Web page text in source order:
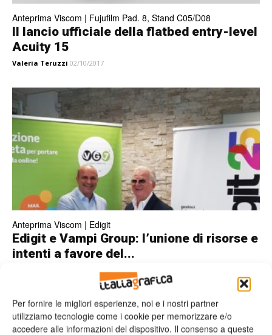
Per fornire le migliori esperienze, noi e i nostri partner
utilizziamo tecnologie come i cookie per memorizzare e/o
accedere alle informazioni del dispositivo. Il consenso a queste
Anteprima Viscom | Fujufilm Pad. 8, Stand C05/D08
Il lancio ufficiale della flatbed entry-level
Acuity 15
Valeria Teruzzi 02/10/2017
Anteprima Viscom | Edigit
Edigit e Vampi Group: l’unione di risorse e
intenti a favore del...